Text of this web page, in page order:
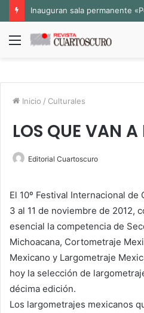
Menú
Inicio / Culturales
LOS QUE VAN
Editorial Cuartoscuro
El 10º Festival Internacional de
3 al 11 de noviembre de 2012,
esencial la competencia de
Michoacana, Cortometraje
Mexicano y Largometraje
hoy la selección de
décima edición.
Los largometrajes mexicanos